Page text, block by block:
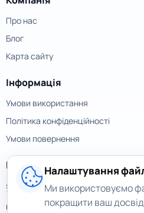
Про нас
Блог
Карта сайту
Інформація
Умови використання
Політика конфіденційності
Умови повернення
Контакти
support@magicuneraser.com
вул. Велика Васильківська, 77а
Налаштування
Ми використовуємо
покращити ваш